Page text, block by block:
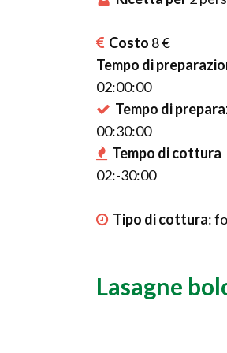
Costo 8 €
Tempo di
02:00:00
Tempo di
00:30:00
Tempo di cottura
02:-30:00
Tipo di cottura:
Lasagne